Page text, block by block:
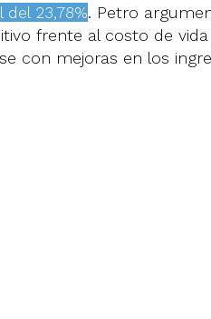
23,78%. Petro
frente al costo de
con mejoras en los